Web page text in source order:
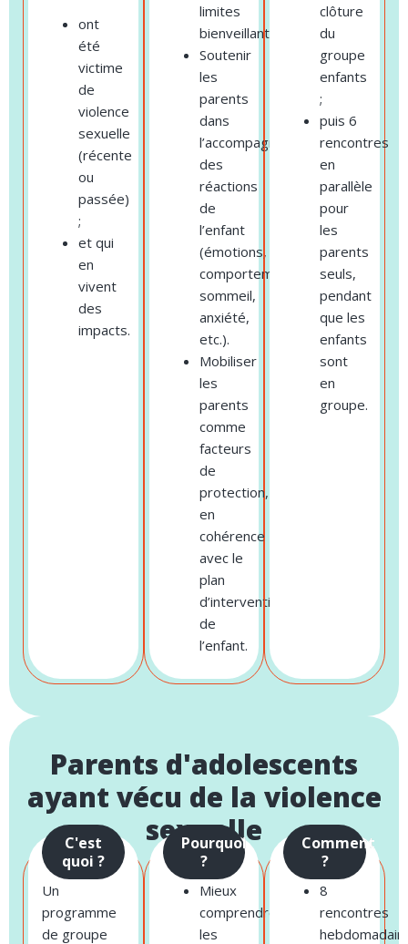
ont
été
victime
de
violence
sexuelle
(récente
ou
passée)
;
et qui
en
vivent
des
impacts.
limites
bienveillantes.
Soutenir
les
parents
dans
l’accompagnement
des
réactions
de
l’enfant
(émotions,
comportements,
sommeil,
anxiété,
etc.).
Mobiliser
les
parents
comme
facteurs
de
protection,
en
cohérence
avec le
plan
d’intervention
de
l’enfant.
clôture
du
groupe
enfants
;
puis 6
rencontres
en
parallèle
pour
les
parents
seuls,
pendant
que les
enfants
sont
en
groupe.
Parents d'adolescents
ayant vécu de la violence
sexuelle
C'est
quoi ?
Un
programme
de groupe
Pourquoi
?
Mieux
comprendre
les
Comment
?
8
rencontres